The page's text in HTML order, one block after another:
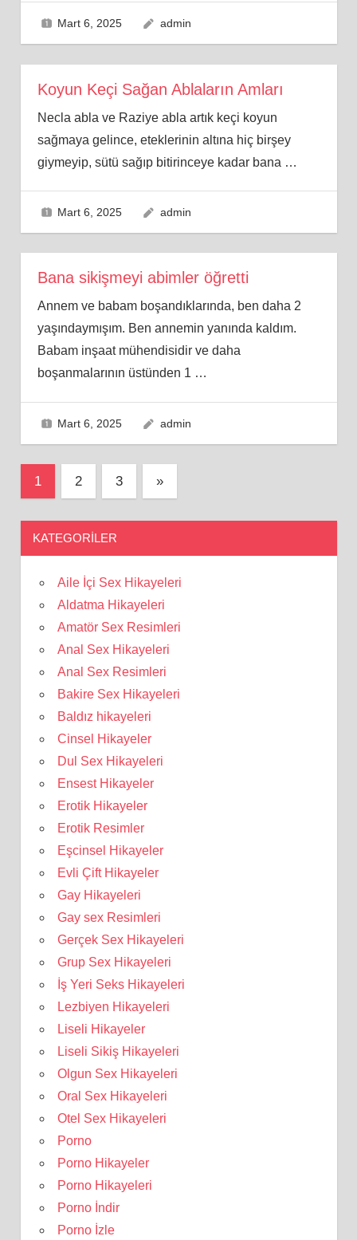
Mart 6, 2025 admin
Koyun Keçi Sağan Ablaların Amları
Necla abla ve Raziye abla artık keçi koyun
sağmaya gelince, eteklerinin altına hiç birşey
giymeyip, sütü sağıp bitirinceye kadar bana …
Mart 6, 2025 admin
Bana sikişmeyi abimler öğretti
Annem ve babam boşandıklarında, ben daha 2
yaşındaymışım. Ben annemin yanında kaldım.
Babam inşaat mühendisidir ve daha
boşanmalarının üstünden 1 …
Mart 6, 2025 admin
Yazı
1 2 3
Next
Posts
»
KATEGORILER
Aile İçi Sex Hikayeleri
Aldatma Hikayeleri
Amatör Sex Resimleri
Anal Sex Hikayeleri
Anal Sex Resimleri
Bakire Sex Hikayeleri
Baldız hikayeleri
Cinsel Hikayeler
Dul Sex Hikayeleri
Ensest Hikayeler
Erotik Hikayeler
Erotik Resimler
Eşcinsel Hikayeler
Evli Çift Hikayeler
Gay Hikayeleri
Gay sex Resimleri
Gerçek Sex Hikayeleri
Grup Sex Hikayeleri
İş Yeri Seks Hikayeleri
Lezbiyen Hikayeleri
Liseli Hikayeler
Liseli Sikiş Hikayeleri
Olgun Sex Hikayeleri
Oral Sex Hikayeleri
Otel Sex Hikayeleri
Porno
Porno Hikayeler
Porno Hikayeleri
Porno İndir
Porno İzle